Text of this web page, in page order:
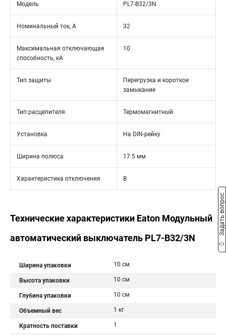
Модель PL7-B32/3N
Номинальный ток, А 32
Максимальная отключающая
способность, кА
10
Тип защиты
Перегрузка и короткое
замыкание
Тип расцепителя Термомагнитный
Установка На DIN-рейку
Ширина полюса 17.5 мм
Характеристика отключения B
Технические характеристики Eaton Модульный
автоматический выключатель PL7-B32/3N
Ширина упаковки 10 см
Высота упаковки 10 см
Глубина упаковки 10 см
Объемный вес 1 кг
Кратность поставки 1
Задать вопрос